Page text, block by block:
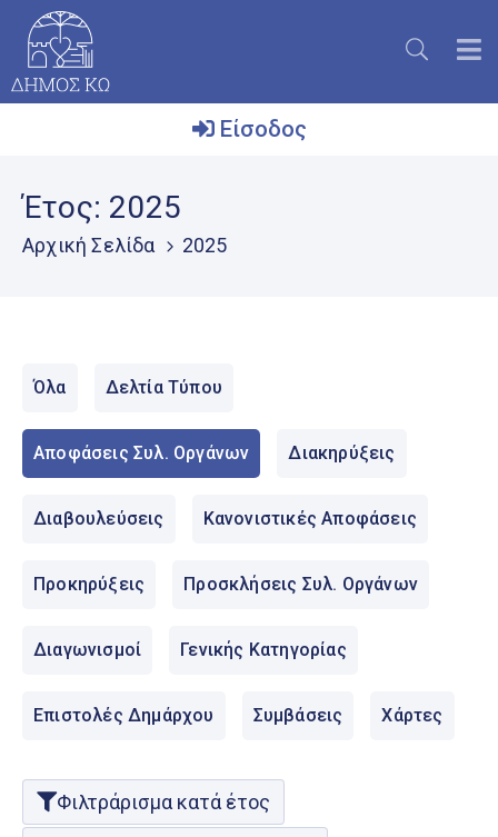
Δήμος
Το
Επικοινωνία
Εθελοντών
English
Είσοδος
Έτος: 2025
Αρχική Σελίδα 2025
Όλα Δελτία Τύπου
Αποφάσεις Συλ. Οργάνων Διακηρύξεις
Διαβουλεύσεις Κανονιστικές Αποφάσεις
Προκηρύξεις Προσκλήσεις Συλ. Οργάνων
Διαγωνισμοί Γενικής Κατηγορίας
Επιστολές Δημάρχου Συμβάσεις Χάρτες
Φιλτράρισμα κατά έτος